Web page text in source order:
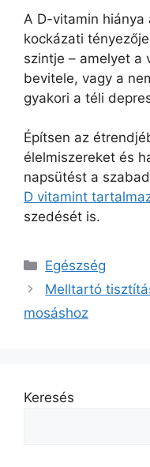
A D-vitamin
kockázati
szintje – amelyet a
bevitele, vagy a
gyakori a téli
Építsen az
élelmiszereket és
napsütést a
D vitamint
szedését is.
Kategória
Egészség
Melltartó
mosáshoz
Keresés